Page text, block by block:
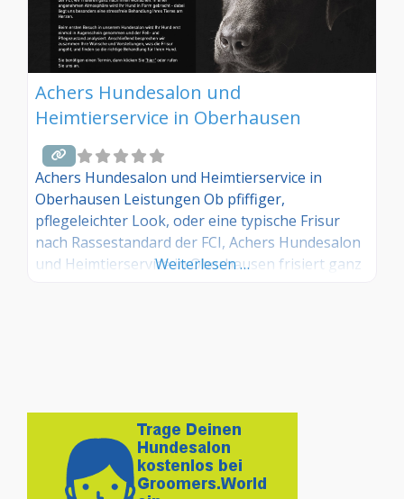
Achers Hundesalon und
Heimtierservice in Oberhausen
Achers Hundesalon und Heimtierservice in
Oberhausen Leistungen Ob pfiffiger,
pflegeleichter Look, oder eine typische Frisur
nach Rassestandard der FCI, Achers Hundesalon
und Heimtierservice in Oberhausen frisiert ganz
Weiterlesen …